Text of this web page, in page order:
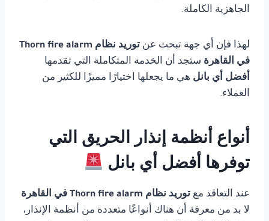
الجاهزية الكاملة.
لهذا فإن أي جهة تبحث عن
توريد نظام Thorn fire alarm
في القاهرة ستجد أن الخدمة المتكاملة التي تقدمها
أفضل أي بانل هي ما يجعلها اختيارًا مميزًا للكثير من
العملاء.
أنواع أنظمة إنذار الحريق التي
توفرها أفضل أي بانل
عند التعاقد مع توريد نظام Thorn fire alarm في القاهرة
لا بد من معرفة أن هناك أنواعًا متعددة من أنظمة الإنذار،